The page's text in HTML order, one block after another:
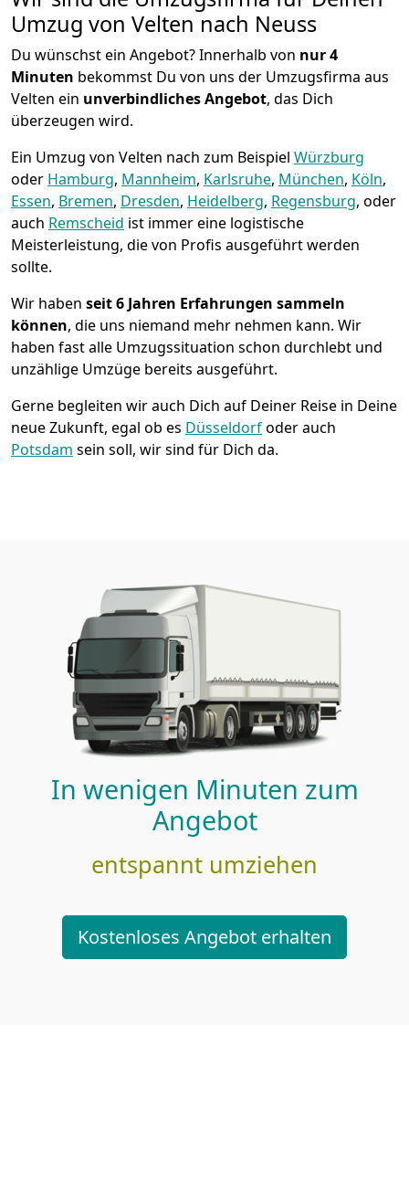
Umzug von Velten nach Neuss
Du wünschst ein Angebot? Innerhalb von nur 4
Minuten bekommst Du von uns der Umzugsfirma aus
Velten ein unverbindliches Angebot, das Dich
überzeugen wird.
Ein Umzug von Velten nach zum Beispiel Würzburg
oder Hamburg, Mannheim, Karlsruhe, München, Köln,
Essen, Bremen, Dresden, Heidelberg, Regensburg, oder
auch Remscheid ist immer eine logistische
Meisterleistung, die von Profis ausgeführt werden
sollte.
Wir haben seit6 Jahren Erfahrungen sammeln
können, die uns niemand mehr nehmen kann. Wir
haben fast alle Umzugssituation schon durchlebt und
unzählige Umzüge bereits ausgeführt.
Gerne begleiten wir auch Dich auf Deiner Reise in Deine
neue Zukunft, egal ob es Düsseldorfoder auch
Potsdam sein soll, wir sind für Dich da.
In wenigen Minuten zum
Angebot
entspannt umziehen
Kostenloses Angebot erhalten